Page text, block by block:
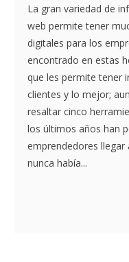
La gran variedad de
web permite tener
digitales para los
encontrado en estas
que les permite tener
clientes y lo mejor;
resaltar cinco
los últimos años han
emprendedores llegar
nunca había...